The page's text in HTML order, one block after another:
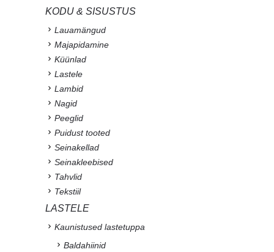
KODU & SISUSTUS
Lauamängud
Majapidamine
Küünlad
Lastele
Lambid
Nagid
Peeglid
Puidust tooted
Seinakellad
Seinakleebised
Tahvlid
Tekstiil
LASTELE
Kaunistused lastetuppa
Baldahiinid